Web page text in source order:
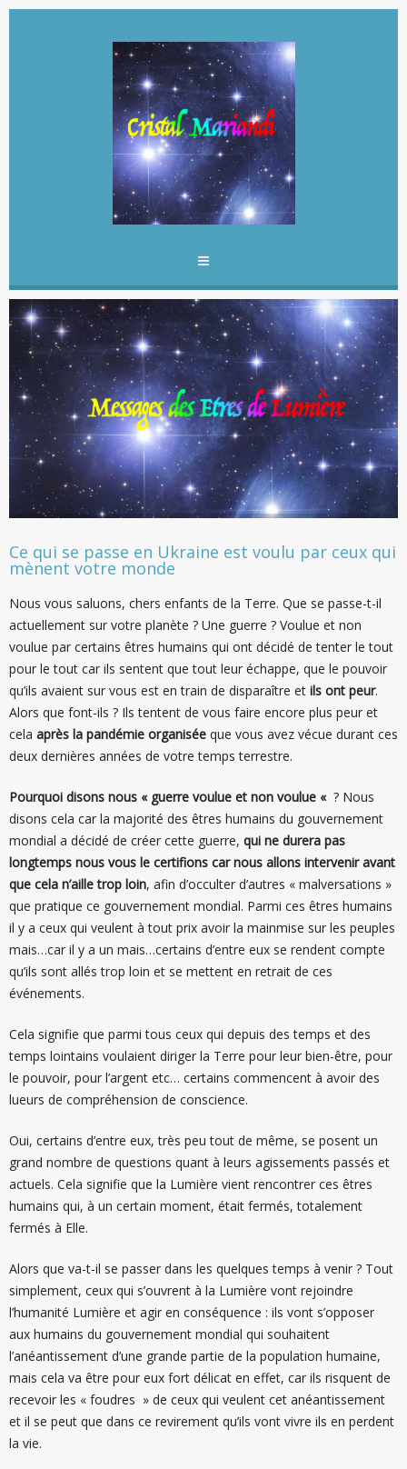
Ce qui se passe en Ukraine est voulu par ceux qui
mènent votre monde
Nous vous saluons, chers enfants de la Terre. Que se passe-t-il
actuellement sur votre planète ? Une guerre ? Voulue et non
voulue par certains êtres humains qui ont décidé de tenter le tout
pour le tout car ils sentent que tout leur échappe, que le pouvoir
qu’ils avaient sur vous est en train de disparaître et ils ont peur.
Alors que font-ils ? Ils tentent de vous faire encore plus peur et
cela après la pandémie organisée que vous avez vécue durant ces
deux dernières années de votre temps terrestre.
Pourquoi disons nous « guerre voulue et non voulue « ? Nous
disons cela car la majorité des êtres humains du gouvernement
mondial a décidé de créer cette guerre, qui ne durera pas
longtemps nous vous le certifions car nous allons intervenir avant
que cela n’aille trop loin, afin d’occulter d’autres « malversations »
que pratique ce gouvernement mondial. Parmi ces êtres humains
il y a ceux qui veulent à tout prix avoir la mainmise sur les peuples
mais…car il y a un mais…certains d’entre eux se rendent compte
qu’ils sont allés trop loin et se mettent en retrait de ces
événements.
Cela signifie que parmi tous ceux qui depuis des temps et des
temps lointains voulaient diriger la Terre pour leur bien-être, pour
le pouvoir, pour l’argent etc… certains commencent à avoir des
lueurs de compréhension de conscience.
Oui, certains d’entre eux, très peu tout de même, se posent un
grand nombre de questions quant à leurs agissements passés et
actuels. Cela signifie que la Lumière vient rencontrer ces êtres
humains qui, à un certain moment, était fermés, totalement
fermés à Elle.
Alors que va-t-il se passer dans les quelques temps à venir ? Tout
simplement, ceux qui s’ouvrent à la Lumière vont rejoindre
l’humanité Lumière et agir en conséquence : ils vont s’opposer
aux humains du gouvernement mondial qui souhaitent
l’anéantissement d’une grande partie de la population humaine,
mais cela va être pour eux fort délicat en effet, car ils risquent de
recevoir les « foudres » de ceux qui veulent cet anéantissement
et il se peut que dans ce revirement qu’ils vont vivre ils en perdent
la vie.